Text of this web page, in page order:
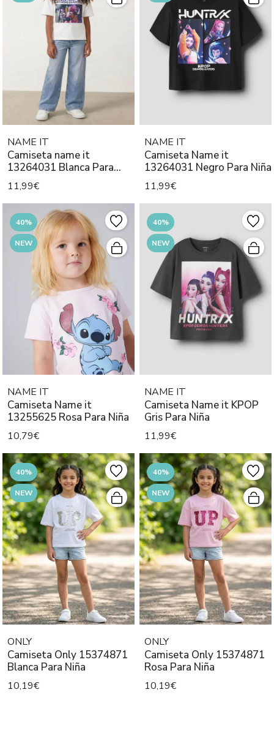
NAME IT
Camiseta name it
13264031 Blanca Para
Niña
11,99€
NAME IT
Camiseta Name it
13264031 Negro Para Niña
11,99€
40%
NEW
NAME IT
Camiseta Name it
13255625 Rosa Para Niña
10,79€
40%
NEW
NAME IT
Camiseta Name it KPOP
Gris Para Niña
11,99€
40%
NEW
ONLY
Camiseta Only 15374871
Blanca Para Niña
10,19€
40%
NEW
ONLY
Camiseta Only 15374871
Rosa Para Niña
10,19€